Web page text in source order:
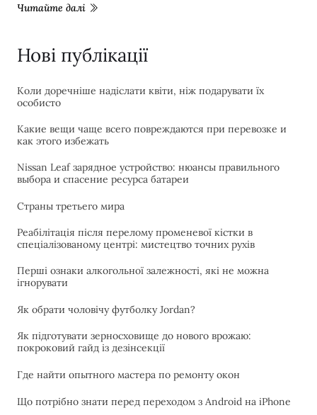
Читайте далі
Нові публікації
Коли доречніше надіслати квіти, ніж подарувати їх
особисто
Какие вещи чаще всего повреждаются при перевозке и
как этого избежать
Nissan Leaf зарядное устройство: нюансы правильного
выбора и спасение ресурса батареи
Страны третьего мира
Реабілітація після перелому променевої кістки в
спеціалізованому центрі: мистецтво точних рухів
Перші ознаки алкогольної залежності, які не можна
ігнорувати
Як обрати чоловічу футболку Jordan?
Як підготувати зерносховище до нового врожаю:
покроковий гайд із дезінсекції
Где найти опытного мастера по ремонту окон
Що потрібно знати перед переходом з Android на iPhone